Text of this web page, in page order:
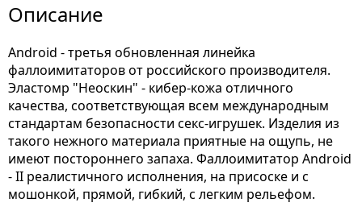
Описание
Android - третья обновленная линейка
фаллоимитаторов от российского производителя.
Эластомр "Неоскин" - кибер-кожа отличного
качества, соответствующая всем международным
стандартам безопасности секс-игрушек. Изделия из
такого нежного материала приятные на ощупь, не
имеют постороннего запаха. Фаллоимитатор Android
- II реалистичного исполнения, на присоске и с
мошонкой, прямой, гибкий, с легким рельефом.